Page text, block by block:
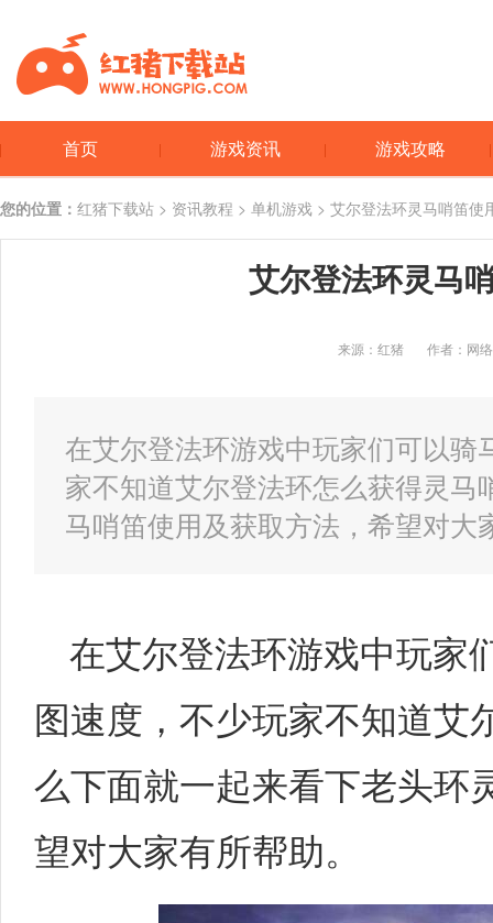
首页 游戏资讯 游戏攻略
您的位置： 红猪下载站 > 资讯教程 > 单机游戏 > 艾尔登法环灵马哨笛使
艾尔登法环灵马
来源：红猪 作者：网络
在艾尔登法环游戏中玩家们可以
家不知道艾尔登法环怎么获得灵
马哨笛使用及获取方法，希望对大
在艾尔登法环游戏中玩家
图速度，不少玩家不知道艾
么下面就一起来看下老头环
望对大家有所帮助。